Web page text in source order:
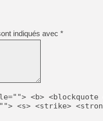
[LS] [Switch] NSZ 5.0.0
[GK] No More Room in
[GK] Un chatbot Atelier
[GK] Mémoire cash -
[GK] Nvidia : le prix des
[GK] Suikoden Star Leap
[Mo5] La mini borne
indiqués avec *
<b> <blockquote
<s> <strike>